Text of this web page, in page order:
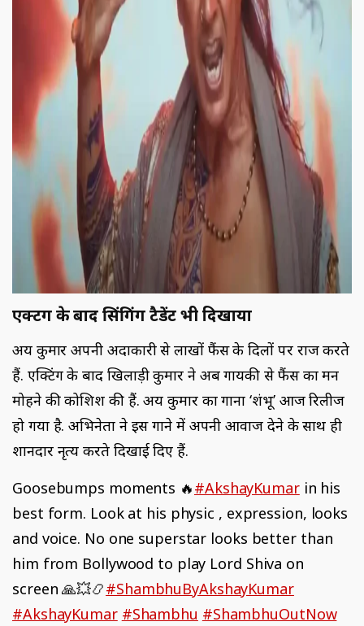
एक्टिंग के बाद सिंगिंग टैडेंट भी दिखाया
अक्षय कुमार अपनी अदाकारी से लाखों फैंस के दिलों पर राज करते
हैं. एक्टिंग के बाद खिलाड़ी कुमार ने अब गायकी से फैंस का मन
मोहने की कोशिश की हैं. अक्षय कुमार का गाना ‘शंभू’ आज रिलीज
हो गया है. अभिनेता ने इस गाने में अपनी आवाज देने के साथ ही
शानदार नृत्य करते दिखाई दिए हैं.
Goosebumps moments 🔥#AkshayKumarin his
best form. Look at his physic , expression, looks
and voice. No one superstar looks better than
him from Bollywood to play Lord Shiva on
screen 🙏💥📿#ShambhuByAkshayKumar
#AkshayKumar #Shambhu #ShambhuOutNow